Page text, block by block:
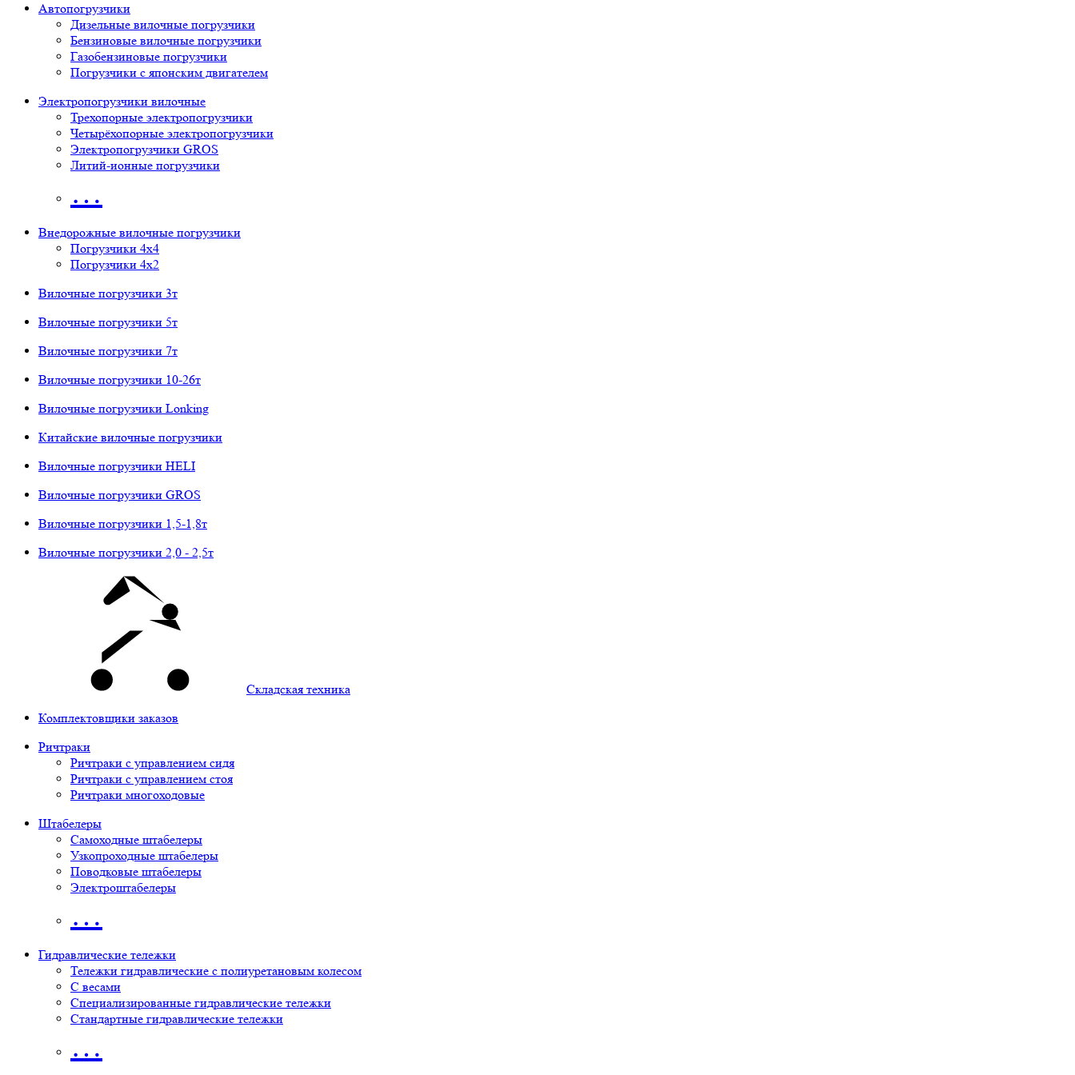
Автопогрузчики
Дизельные вилочные погрузчики
Бензиновые вилочные погрузчики
Газобензиновые погрузчики
Погрузчики с японским двигателем
Электропогрузчики вилочные
Трехопорные электропогрузчики
Четырёхопорные электропогрузчики
Электропогрузчики GROS
Литий-ионные погрузчики
…
Внедорожные вилочные погрузчики
Погрузчики 4х4
Погрузчики 4х2
Вилочные погрузчики 3т
Вилочные погрузчики 5т
Вилочные погрузчики 7т
Вилочные погрузчики 10-26т
Вилочные погрузчики Lonking
Китайские вилочные погрузчики
Вилочные погрузчики HELI
Вилочные погрузчики GROS
Вилочные погрузчики 1,5-1,8т
Вилочные погрузчики 2,0 - 2,5т
Складская техника
Комплектовщики заказов
Ричтраки
Ричтраки с управлением сидя
Ричтраки с управлением стоя
Ричтраки многоходовые
Штабелеры
Самоходные штабелеры
Узкопроходные штабелеры
Поводковые штабелеры
Электроштабелеры
…
Гидравлические тележки
Тележки гидравлические с полиуретановым колесом
С весами
Специализированные гидравлические тележки
Стандартные гидравлические тележки
…